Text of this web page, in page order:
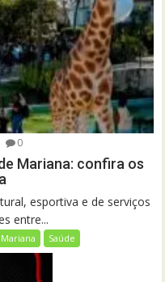
0
Mariana: confira os
esportiva e de serviços
entre...
Mariana Saúde